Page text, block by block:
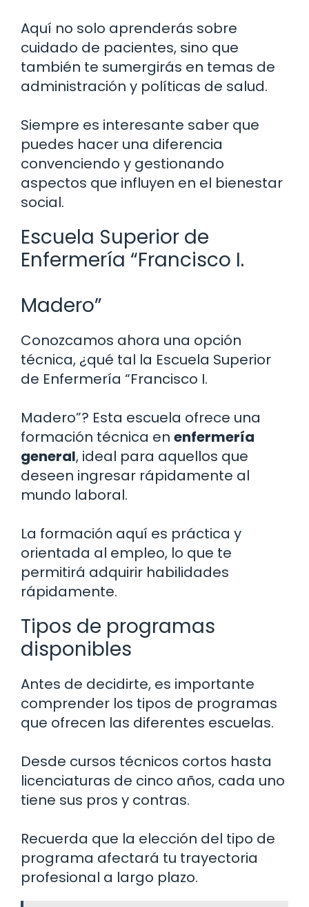
Aquí no solo aprenderás sobre
cuidado de pacientes, sino que
también te sumergirás en temas de
administración y políticas de salud.
Siempre es interesante saber que
puedes hacer una diferencia
convenciendo y gestionando
aspectos que influyen en el bienestar
social.
Escuela Superior de
Enfermería “Francisco I.
Madero”
Conozcamos ahora una opción
técnica, ¿qué tal la Escuela Superior
de Enfermería “Francisco I.
Madero”? Esta escuela ofrece una
formación técnica en enfermería
general, ideal para aquellos que
deseen ingresar rápidamente al
mundo laboral.
La formación aquí es práctica y
orientada al empleo, lo que te
permitirá adquirir habilidades
rápidamente.
Tipos de programas
disponibles
Antes de decidirte, es importante
comprender los tipos de programas
que ofrecen las diferentes escuelas.
Desde cursos técnicos cortos hasta
licenciaturas de cinco años, cada uno
tiene sus pros y contras.
Recuerda que la elección del tipo de
programa afectará tu trayectoria
profesional a largo plazo.